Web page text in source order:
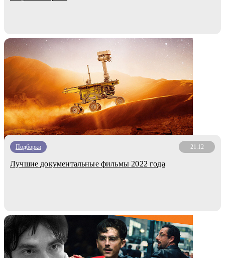
Подборки 21.12
Лучшие документальные фильмы 2022 года